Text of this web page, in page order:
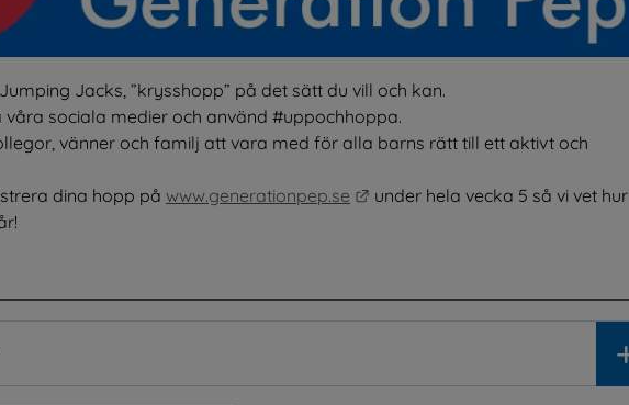
Jacks, ”krysshopp” på det sätt du vill och kan.
sociala medier och använd #uppochhoppa.
vänner och familj att vara med för alla barns rätt till ett aktivt och
dina hopp på www.generationpep.se Länk till annan webbplats.
under hela vecka 5 så vi vet hur